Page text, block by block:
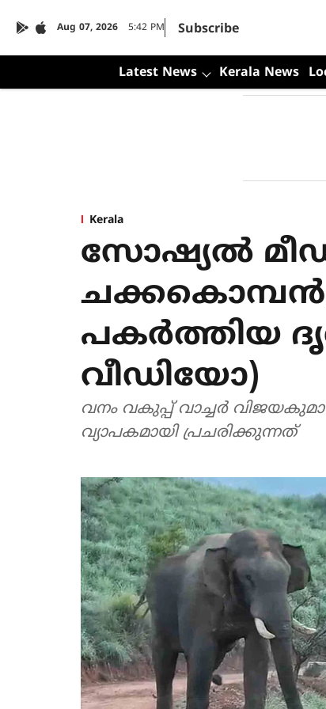
Aug 07, 2026 5:42 PM Subscribe
Latest News Kerala News
Kerala
സോഷ്യൽ
പകർത്തിയ
വീഡിയോ)
വനം വകുപ്പ് വാച്ചർ
വ്യാപകമായി പ്രചരിക്കുന്നത്